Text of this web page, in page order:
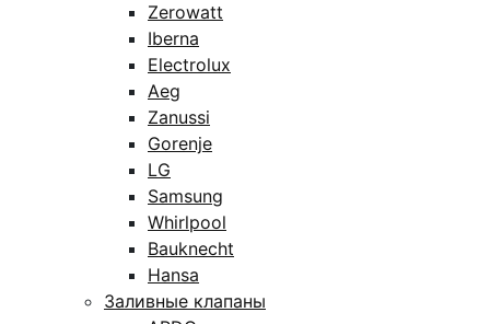
Zerowatt
Iberna
Electrolux
Aeg
Zanussi
Gorenje
LG
Samsung
Whirlpool
Bauknecht
Hansa
Заливные клапаны